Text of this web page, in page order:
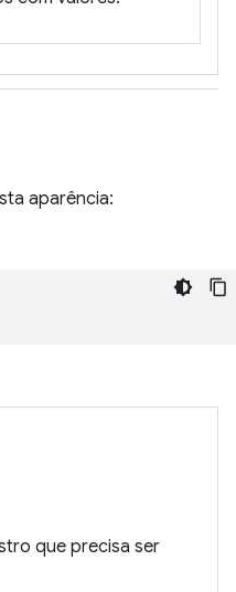
aparência:
que precisa ser